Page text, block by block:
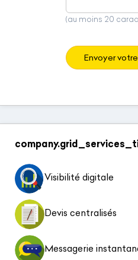
(au moins 20
Envoyer
Visibilité digitale
Devis centralisés
Messagerie